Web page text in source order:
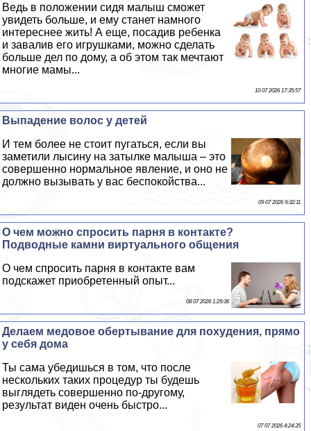
Ведь в положении сидя малыш сможет
увидеть больше, и ему станет намного
интереснее жить! А еще, посадив ребенка
и завалив его игрушками, можно сделать
больше дел по дому, а об этом так мечтают
многие мамы...
10 07 2026 17:35:57
Выпадение волос у детей
И тем более не стоит пугаться, если вы
заметили лысину на затылке малыша – это
совершенно нормальное явление, и оно не
должно вызывать у вас беспокойства...
09 07 2026 9:32:11
О чем можно спросить парня в контакте?
Подводные камни виртуального общения
О чем спросить парня в контакте вам
подскажет приобретенный опыт...
08 07 2026 1:29:36
Делаем медовое обертывание для похудения, прямо
у себя дома
Ты сама убедишься в том, что после
нескольких таких процедур ты будешь
выглядеть совершенно по-другому,
результат виден очень быстро...
07 07 2026 4:24:35